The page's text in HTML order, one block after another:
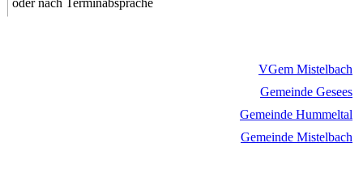
oder nach Terminabsprache
VGem Mistelbach
Gemeinde Gesees
Gemeinde Hummeltal
Gemeinde Mistelbach